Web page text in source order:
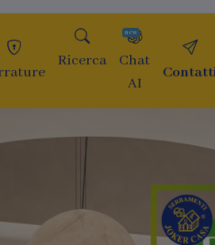
Ricerca
Chat
AI
new
di